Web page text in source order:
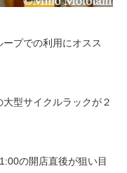
プでの利用にオスス
型サイクルラックが２
の開店直後が狙い目